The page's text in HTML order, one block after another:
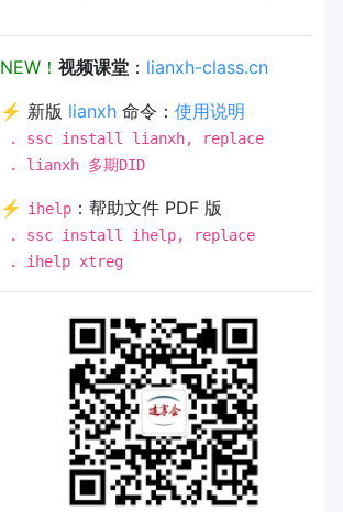
NEW！ 视频课堂 ： lianxh-class.cn
⚡ 新版 lianxh 命令： 使用说明
. ssc install lianxh, replace
. lianxh 多期DID
⚡ ihelp ：帮助文件 PDF 版
. ssc install ihelp, replace
. ihelp xtreg